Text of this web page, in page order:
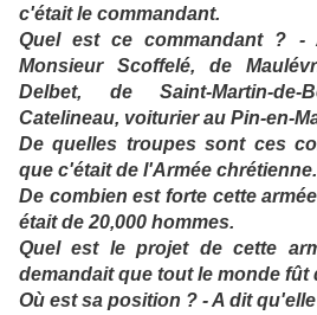
c'était le commandant.
Quel est ce commandant ? -
Monsieur Scoffelé, de
Delbet, de Saint-Martin-de-
Catelineau, voiturier au Pin-en-
De quelles troupes sont ces
que c'était de l'Armée chrétienne.
De combien est forte cette
était de 20,000 hommes.
Quel est le projet de cette
demandait que tout le monde fût
Où est sa position ? - A dit